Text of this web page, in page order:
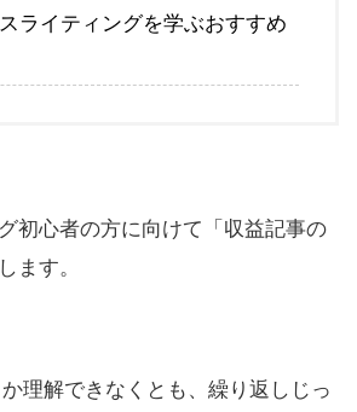
ライティングを学ぶおすすめ
初心者の方に向けて「収益記事の
ます。
理解できなくとも、繰り返しじっ